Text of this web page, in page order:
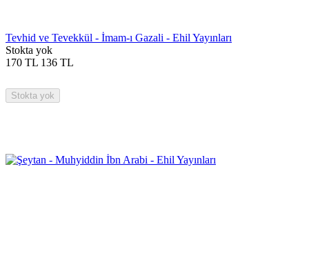
Tevhid ve Tevekkül - İmam-ı Gazali - Ehil Yayınları
Stokta yok
170 TL 136 TL
Stokta yok